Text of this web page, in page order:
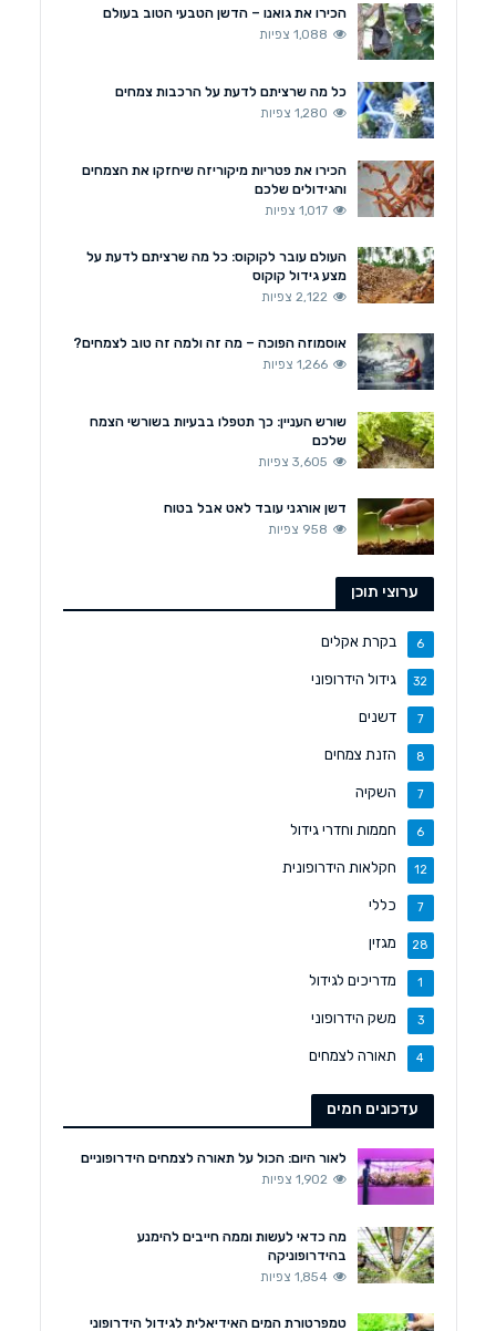
הכירו את גואנו – הדשן הטבעי הטוב בעולם
1,088 צפיות
כל מה שרציתם לדעת על הרכבות צמחים
1,280 צפיות
הכירו את פטריות מיקוריזה שיחזקו את הצמחים
והגידולים שלכם
1,017 צפיות
העולם עובר לקוקוס: כל מה שרציתם לדעת על
מצע גידול קוקוס
2,122 צפיות
אוסמוזה הפוכה – מה זה ולמה זה טוב לצמחים?
1,266 צפיות
שורש העניין: כך תטפלו בבעיות בשורשי הצמח
שלכם
3,605 צפיות
דשן אורגני עובד לאט אבל בטוח
958 צפיות
ערוצי תוכן
בקרת אקלים 6
גידול הידרופוני 32
דשנים 7
הזנת צמחים 8
השקיה 7
חממות וחדרי גידול 6
חקלאות הידרופונית 12
כללי 7
מגזין 28
מדריכים לגידול 1
משק הידרופוני 3
תאורה לצמחים 4
עדכונים חמים
לאור היום: הכול על תאורה לצמחים הידרופוניים
1,902 צפיות
מה כדאי לעשות וממה חייבים להימנע
בהידרופוניקה
1,854 צפיות
טמפרטורת המים האידיאלית לגידול הידרופוני